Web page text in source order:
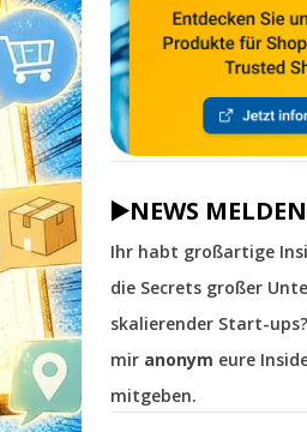
▶️NEWS
Ihr habt großartige
die Secrets großer
skalierender Start-
mir anonym eure
mitgeben.